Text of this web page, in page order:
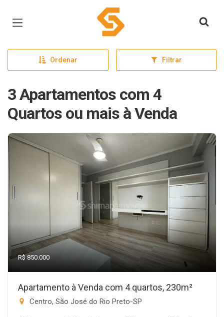
Página inicial
Ordenar Filtrar
3 Apartamentos com 4
Quartos ou mais à Venda
R$ 850.000
Apartamento à Venda com 4 quartos, 230m²
Centro, São José do Rio Preto-SP